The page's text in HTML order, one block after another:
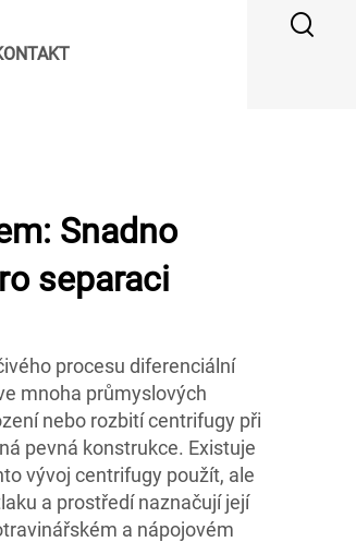
Snadno
separaci
procesu diferenciální
mnoha průmyslových
nebo rozbití centrifugy při
pevná konstrukce. Existuje
vývoj centrifugy použít, ale
a prostředí naznačují její
a nápojovém